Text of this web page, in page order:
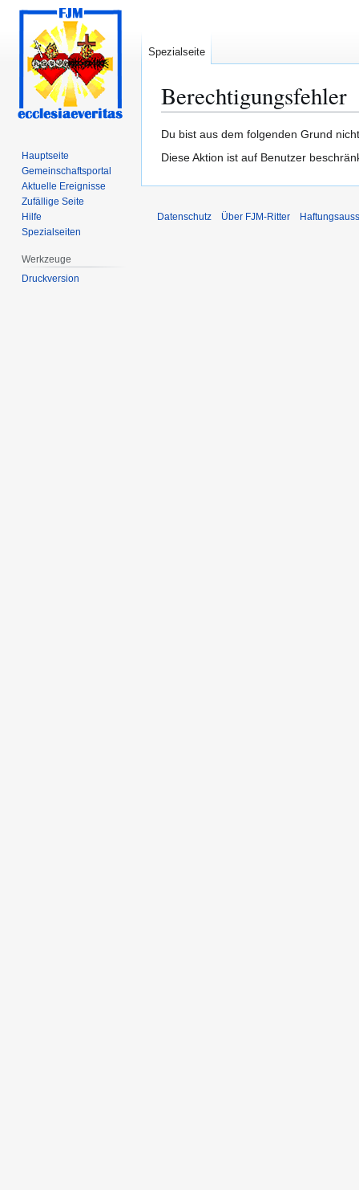
Berechtigungsfehler
Zur
Navigation
Zur
Suche
Du bist aus dem folgenden Grund
Diese Aktion ist auf Benutzer
Spezialseite
Hauptseite
Gemeinschafts­portal
Aktuelle Ereignisse
Zufällige Seite
Hilfe
Spezialseiten
Werkzeuge
Druckversion
Datenschutz Über FJM-Ritter